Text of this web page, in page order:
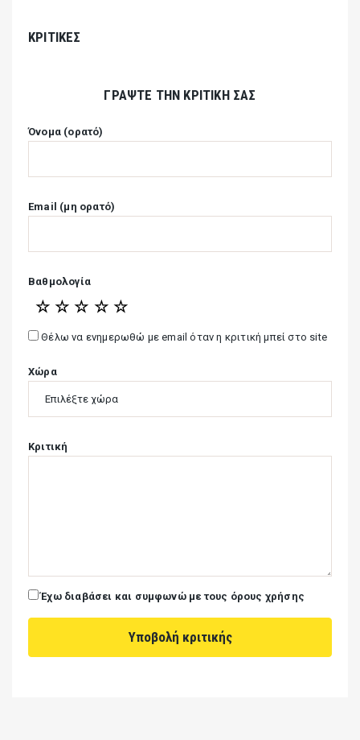
ΚΡΙΤΙΚΈΣ
ΓΡΆΨΤΕ ΤΗΝ ΚΡΙΤΙΚΉ ΣΑΣ
Όνομα (ορατό)
Email (μη ορατό)
Βαθμολογία
☆
☆
☆
☆
☆
Θέλω να ενημερωθώ με email όταν η κριτική μπεί στο site
Χώρα
Κριτική
Έχω διαβάσει και συμφωνώ με τους όρους χρήσης